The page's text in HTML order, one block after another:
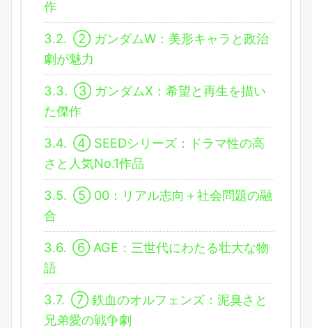
作
3.2. ② ガンダムW：美形キャラと政治
劇が魅力
3.3. ③ ガンダムX：希望と再生を描い
た傑作
3.4. ④ SEEDシリーズ：ドラマ性の高
さと人気No.1作品
3.5. ⑤ 00：リアル志向＋社会問題の融
合
3.6. ⑥ AGE：三世代にわたる壮大な物
語
3.7. ⑦ 鉄血のオルフェンズ：泥臭さと
兄弟愛の戦争劇